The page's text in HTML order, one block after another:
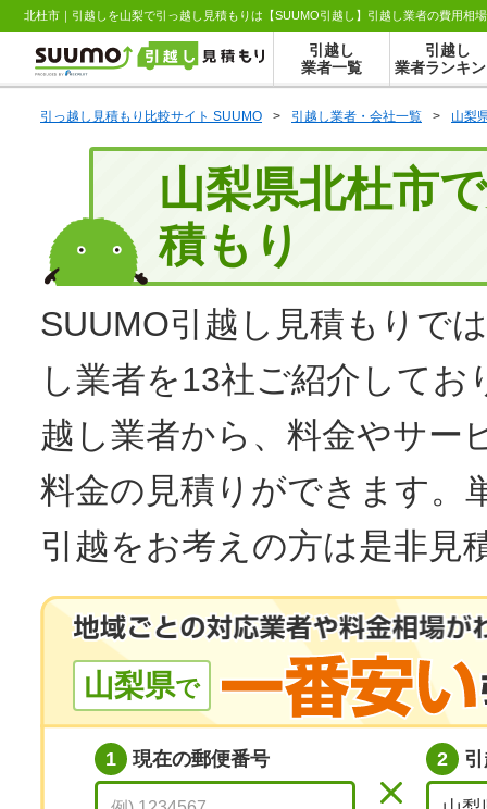
北杜市｜引越しを山梨で引っ越し見積もりは【SUUMO引越し】引越し業者の費用相
引越し
業者一覧
引越し
業者ランキ
引っ越し見積もり比較サイト SUUMO > 引越し業者・会社一覧 > 山梨
山梨県北杜市
積もり
SUUMO引越し見積もり で
し業者を13社ご紹介して
越し業者から、料金やサー
料金の見積りができます。
引越をお考えの方は是非見
山梨県で
1 現在の郵便番号 2